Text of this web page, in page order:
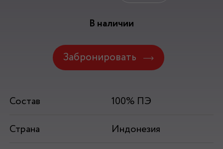
В наличии
Забронировать
Состав
100% ПЭ
Страна
Индонезия